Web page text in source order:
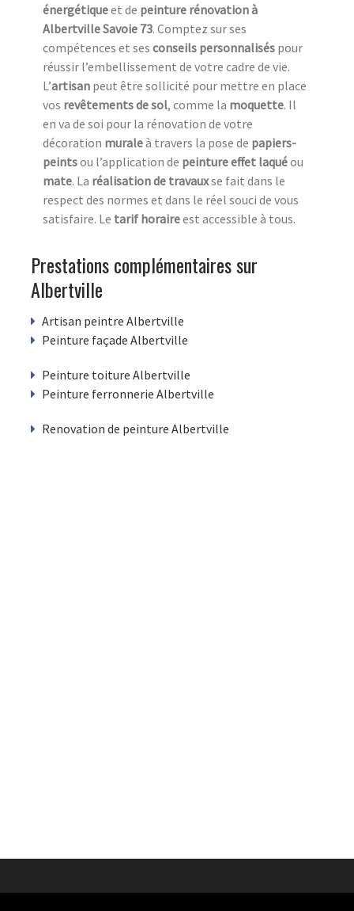
énergétiqueet de peinture rénovation à
Albertville Savoie 73. Comptez sur ses
compétences et ses conseils personnalisés pour
réussir l’embellissement de votre cadre de vie.
L’artisan peut être sollicité pour mettre en place
vos revêtements de sol, comme la moquette. Il
en va de soi pour la rénovation de votre
décoration muraleà travers la pose de papiers-
peintsou l’application de peinture effet laquéou
mate. La réalisation de travauxse fait dans le
respect des normes et dans le réel souci de vous
satisfaire. Le tarif horaireest accessible à tous.
Prestations complémentaires sur
Albertville
Artisan peintre Albertville
Peinture façade Albertville
Peinture toiture Albertville
Peinture ferronnerie Albertville
Renovation de peinture Albertville